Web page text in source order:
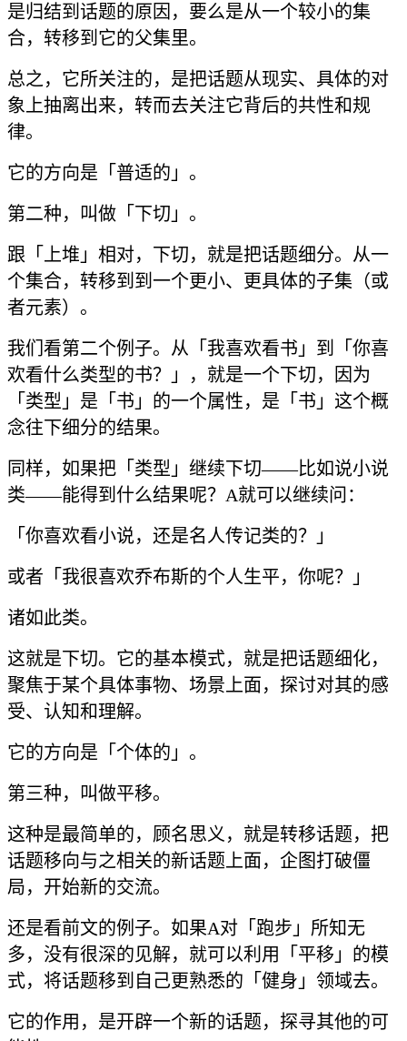
是归结到话题的原因，要么是从一个较小的集
合，转移到它的父集里。
总之，它所关注的，是把话题从现实、具体的对
象上抽离出来，转而去关注它背后的共性和规
律。
它的方向是「普适的」。
第二种，叫做「下切」。
跟「上堆」相对，下切，就是把话题细分。从一
个集合，转移到到一个更小、更具体的子集（或
者元素）。
我们看第二个例子。从「我喜欢看书」到「你喜
欢看什么类型的书？」，就是一个下切，因为
「类型」是「书」的一个属性，是「书」这个概
念往下细分的结果。
同样，如果把「类型」继续下切——比如说小说
类——能得到什么结果呢？A就可以继续问：
「你喜欢看小说，还是名人传记类的？」
或者「我很喜欢乔布斯的个人生平，你呢？」
诸如此类。
这就是下切。它的基本模式，就是把话题细化，
聚焦于某个具体事物、场景上面，探讨对其的感
受、认知和理解。
它的方向是「个体的」。
第三种，叫做平移。
这种是最简单的，顾名思义，就是转移话题，把
话题移向与之相关的新话题上面，企图打破僵
局，开始新的交流。
还是看前文的例子。如果A对「跑步」所知无
多，没有很深的见解，就可以利用「平移」的模
式，将话题移到自己更熟悉的「健身」领域去。
它的作用，是开辟一个新的话题，探寻其他的可